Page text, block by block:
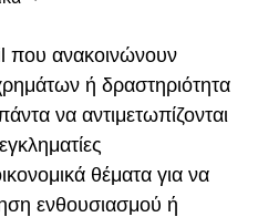
που ανακοινώνουν
ή δραστηριότητα
να αντιμετωπίζονται
θέματα για να
ενθουσιασμού ή